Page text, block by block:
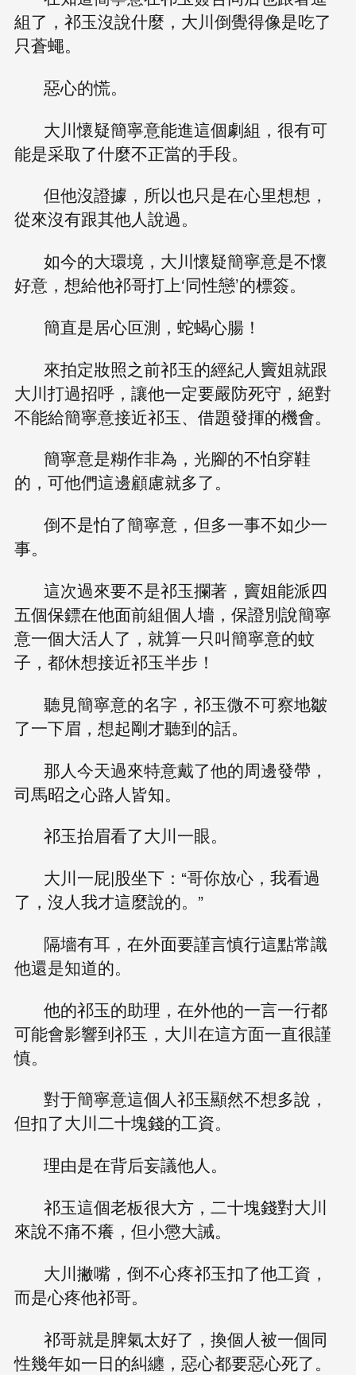
組了，祁玉沒說什麼，大川倒覺得像是吃了
只蒼蠅。
惡心的慌。
大川懷疑簡寧意能進這個劇組，很有可
能是采取了什麼不正當的手段。
但他沒證據，所以也只是在心里想想，
從來沒有跟其他人說過。
如今的大環境，大川懷疑簡寧意是不懷
好意，想給他祁哥打上‘同性戀’的標簽。
簡直是居心叵測，蛇蝎心腸！
來拍定妝照之前祁玉的經紀人竇姐就跟
大川打過招呼，讓他一定要嚴防死守，絕對
不能給簡寧意接近祁玉、借題發揮的機會。
簡寧意是糊作非為，光腳的不怕穿鞋
的，可他們這邊顧慮就多了。
倒不是怕了簡寧意，但多一事不如少一
事。
這次過來要不是祁玉攔著，竇姐能派四
五個保鏢在他面前組個人墻，保證別說簡寧
意一個大活人了，就算一只叫簡寧意的蚊
子，都休想接近祁玉半步！
聽見簡寧意的名字，祁玉微不可察地皺
了一下眉，想起剛才聽到的話。
那人今天過來特意戴了他的周邊發帶，
司馬昭之心路人皆知。
祁玉抬眉看了大川一眼。
大川一屁|股坐下：“哥你放心，我看過
了，沒人我才這麼說的。”
隔墻有耳，在外面要謹言慎行這點常識
他還是知道的。
他的祁玉的助理，在外他的一言一行都
可能會影響到祁玉，大川在這方面一直很謹
慎。
對于簡寧意這個人祁玉顯然不想多說，
但扣了大川二十塊錢的工資。
理由是在背后妄議他人。
祁玉這個老板很大方，二十塊錢對大川
來說不痛不癢，但小懲大誡。
大川撇嘴，倒不心疼祁玉扣了他工資，
而是心疼他祁哥。
祁哥就是脾氣太好了，換個人被一個同
性幾年如一日的糾纏，惡心都要惡心死了。